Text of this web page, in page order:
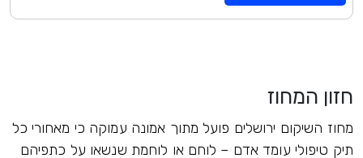
חזון המחוז
מחוז השיקום ירושלים פועל מתוך אמונה עמוקה כי מאחורי כל
תיק טיפולי עומד אדם – לוחם או לוחמת שנשאו על כתפיהם